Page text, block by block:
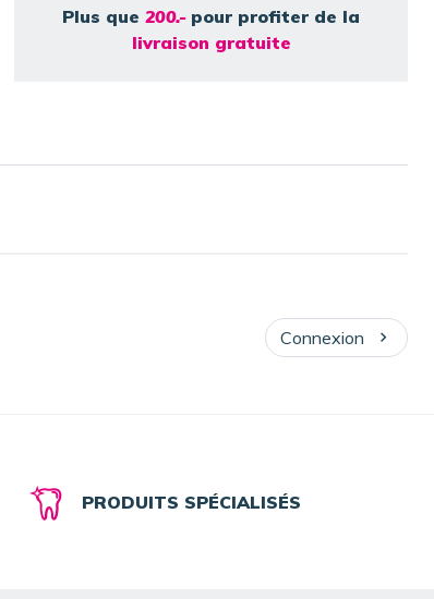
Plus que200.-pour profiter de la
livraison gratuite
Connexion
PRODUITS SPÉCIALISÉS